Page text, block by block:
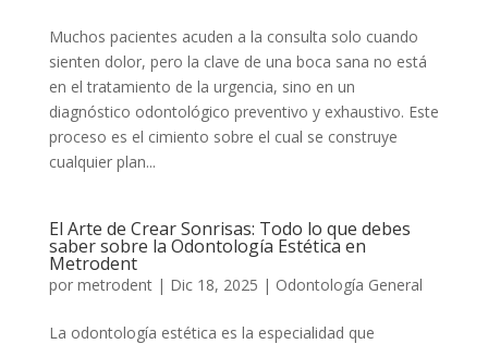
Muchos pacientes acuden a la consulta solo cuando
sienten dolor, pero la clave de una boca sana no está
en el tratamiento de la urgencia, sino en un
diagnóstico odontológico preventivo y exhaustivo. Este
proceso es el cimiento sobre el cual se construye
cualquier plan...
El Arte de Crear Sonrisas: Todo lo que debes
saber sobre la Odontología Estética en
Metrodent
por metrodent| Dic 18, 2025 | Odontología General
La odontología estética es la especialidad que